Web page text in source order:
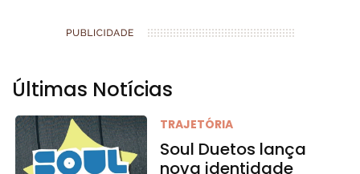
Últimas Notícias
TRAJETÓRIA
Soul Duetos lança
nova identidade